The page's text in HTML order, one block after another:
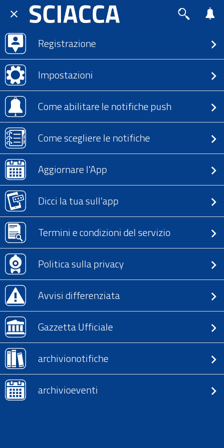
Registrazione
Impostazioni
Come abilitare le notifiche push
Come scegliere le notifiche
Aggiornare l'App
Dicci la tua sull'app
Termini e condizioni del servizio
Politica sulla privacy
Avvisi differenziata
Gazzetta Ufficiale
archivionotifiche
archivioeventi